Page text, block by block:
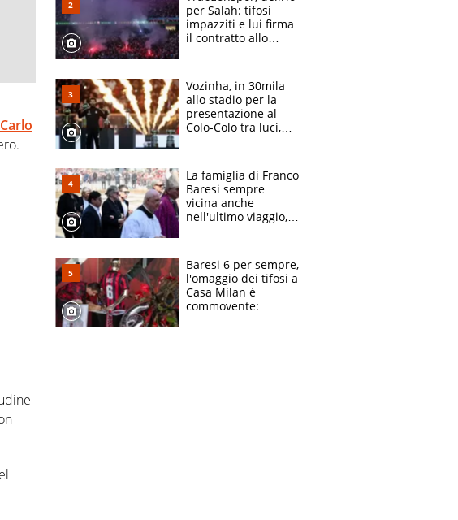
Carlo
per Salah: tifosi
impazziti e lui firma
il contratto allo
Vozinha, in 30mila
allo stadio per la
presentazione al
Colo-Colo tra luci,
La famiglia di Franco
Baresi sempre
vicina anche
nell'ultimo viaggio,
circondati
dall'affetto dei tifosi
Baresi 6 per sempre,
l'omaggio dei tifosi a
Casa Milan è
commovente: